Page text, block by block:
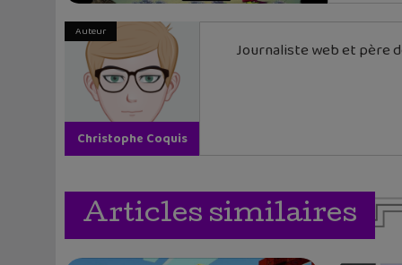
Auteur
Christophe Coquis
Journaliste web et père
Articles similaires